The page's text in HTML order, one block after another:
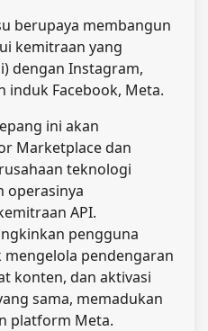
berupaya membangun
kemitraan yang
dengan Instagram,
induk Facebook, Meta.
ini akan
Marketplace dan
teknologi
operasinya
API.
pengguna
pendengaran
konten, dan aktivasi
sama, memadukan
platform Meta.